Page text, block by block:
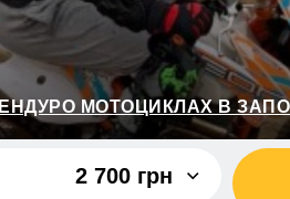
МОТОЦИКЛАХ В
2 700 грн